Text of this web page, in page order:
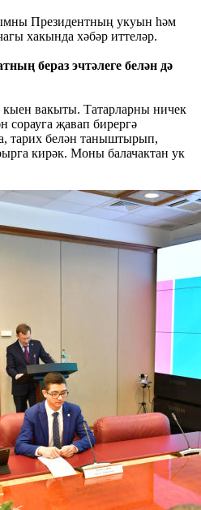
Президентның укуын һәм
хакында хәбәр иттеләр.
бераз эчтәлеге белән дә
вакыты. Татарларны ничек
сорауга җавап бирергә
тарих белән таныштырып,
кирәк. Моны балачактан ук